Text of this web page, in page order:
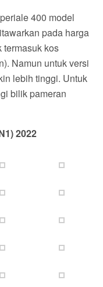
400 model
pada harga
termasuk kos
Namun untuk versi
lebih tinggi. Untuk
bilik pameran
2022